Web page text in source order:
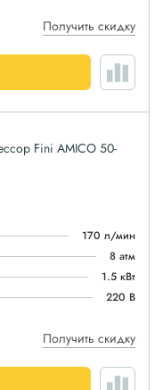
Получить скидку
Fini AMICO 50-
170 л/мин
8 атм
1.5 кВт
220 В
Получить скидку